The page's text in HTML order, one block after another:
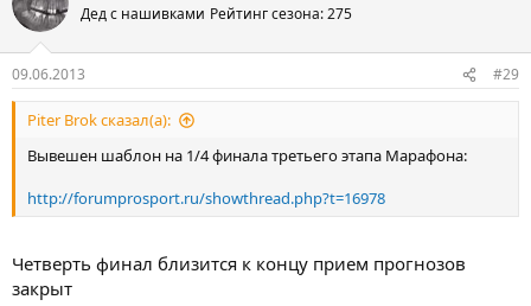
Дед с нашивками Рейтинг сезона: 275
09.06.2013 #29
Piter Brok сказал(а):
Вывешен шаблон на 1/4 финала третьего этапа Марафона:
http://forumprosport.ru/showthread.php?t=16978
Четверть финал близится к концу прием прогнозов
закрыт